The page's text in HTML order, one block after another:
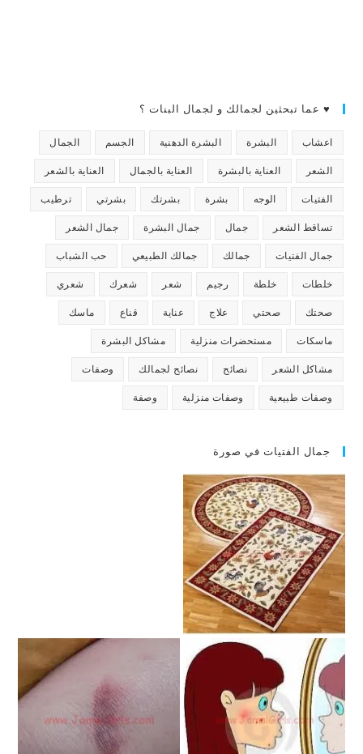
♥ عما تبحثين لجمالك و لجمال البنات ؟
اعشاب البشرة البشرة الدهنية الجسم الجمال
الشعر العناية بالبشرة العناية بالجمال العناية بالشعر
الفتيات الوجه بشرة بشرتك بشرتي ترطيب
تساقط الشعر جمال جمال البشرة جمال الشعر
جمال الفتيات جمالك جمالك الطبيعي حب الشباب
خلطات خلطة رجيم شعر شعرك شعري
صحتك صحتي علاج عناية قناع ماسك
ماسكات مستحضرات منزلية مشاكل البشرة
مشاكل الشعر نصائح نصائح لجمالك وصفات
وصفات طبيعية وصفات منزلية وصفة
جمال الفتيات في صورة